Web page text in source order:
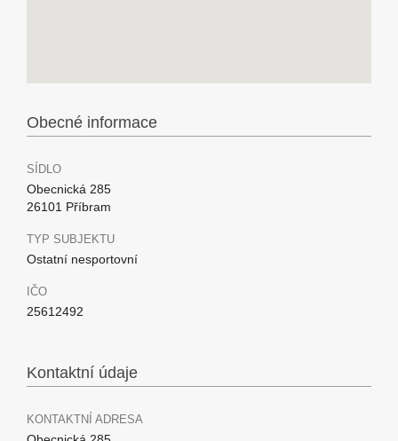
Obecné informace
SÍDLO
Obecnická 285
26101 Příbram
TYP SUBJEKTU
Ostatní nesportovní
IČO
25612492
Kontaktní údaje
KONTAKTNÍ ADRESA